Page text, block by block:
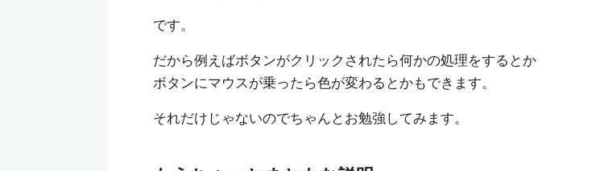
です。
だから例えばボタンがクリックされたら何かの処理をするとか
ボタンにマウスが乗ったら色が変わるとかもできます。
それだけじゃないのでちゃんとお勉強してみます。